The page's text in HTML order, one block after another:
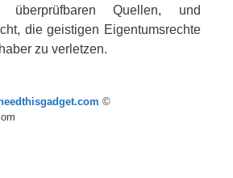
überprüfbaren Quellen, und
die geistigen Eigentumsrechte
zu verletzen.
©